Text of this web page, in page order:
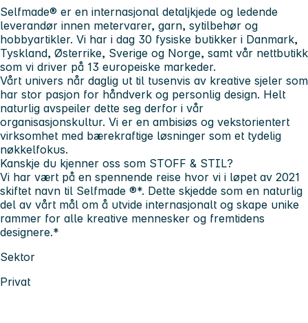
Selfmade® er en internasjonal detaljkjede og ledende
leverandør innen metervarer, garn, sytilbehør og
hobbyartikler. Vi har i dag 30 fysiske butikker i Danmark,
Tyskland, Østerrike, Sverige og Norge, samt vår nettbutikk
som vi driver på 13 europeiske markeder.
Vårt univers når daglig ut til tusenvis av kreative sjeler som
har stor pasjon for håndverk og personlig design. Helt
naturlig avspeiler dette seg derfor i vår
organisasjonskultur. Vi er en ambisiøs og vekstorientert
virksomhet med bærekraftige løsninger som et tydelig
nøkkelfokus.
Kanskje du kjenner oss som STOFF & STIL?
Vi har vært på en spennende reise hvor vi i løpet av 2021
skiftet navn til Selfmade ®*. Dette skjedde som en naturlig
del av vårt mål om å utvide internasjonalt og skape unike
rammer for alle kreative mennesker og fremtidens
designere.*
Sektor
Privat